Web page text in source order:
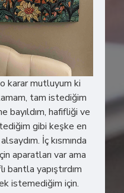
karar mutluyum ki
tam istediğim
bayıldım, hafifliği ve
gibi keşke en
İç kısmında
aparatları var ama
bantla yapıştırdım
istemediğim için.